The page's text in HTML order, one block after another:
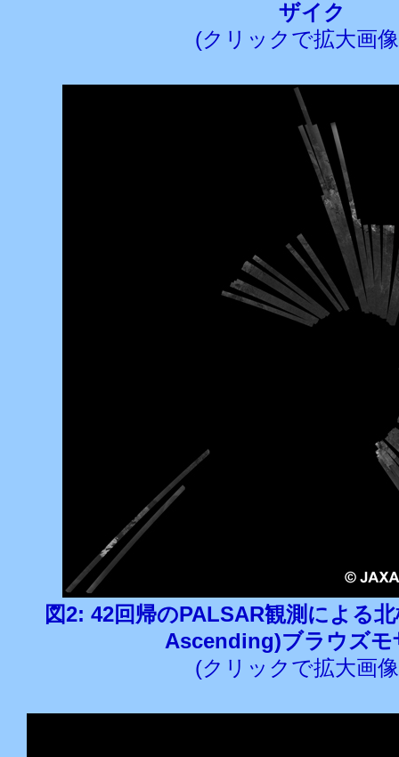
ザイク
(クリックで拡大画
図2: 42回帰のPALSAR観測による
Ascending)ブラウズモ
(クリックで拡大画